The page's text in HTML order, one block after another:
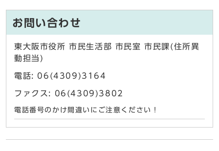
お問い合わせ
東大阪市役所 市民生活部 市民室 市民課(住所異
動担当)
電話: 06(4309)3164
ファクス: 06(4309)3802
電話番号のかけ間違いにご注意ください！